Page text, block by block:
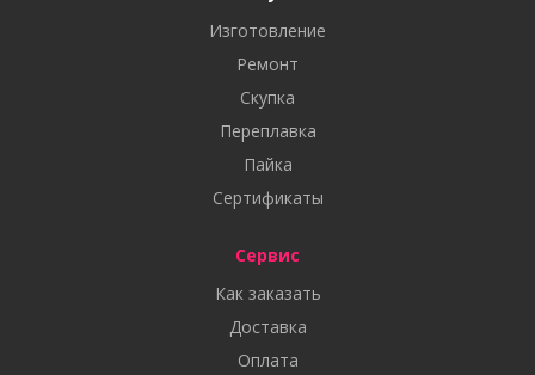
Изготовление
Ремонт
Скупка
Переплавка
Пайка
Сертификаты
Сервис
Как заказать
Доставка
Оплата